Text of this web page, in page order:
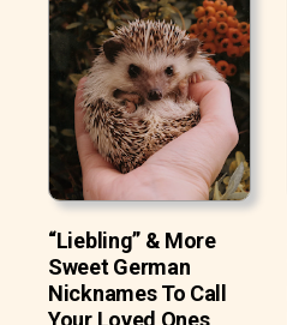
“Liebling” & More
Sweet German
Nicknames To Call